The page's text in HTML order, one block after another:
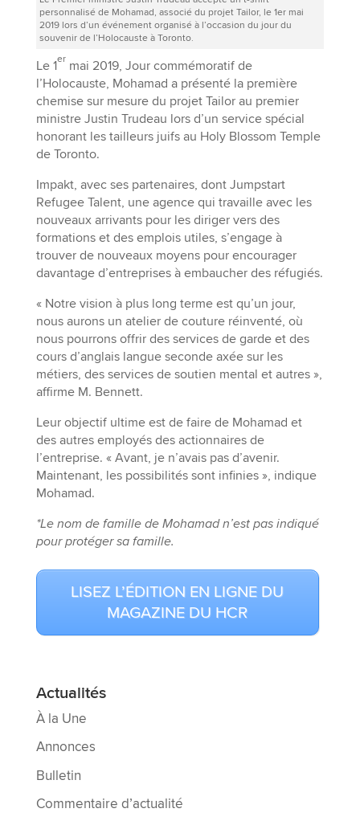
personnalisé de Mohamad, associé du projet Tailor, le 1er mai
2019 lors d’un événement organisé à l’occasion du jour du
souvenir de l’Holocauste à Toronto.
Le 1er mai 2019, Jour commémoratif de
l’Holocauste, Mohamad a présenté la première
chemise sur mesure du projet Tailor au premier
ministre Justin Trudeau lors d’un service spécial
honorant les tailleurs juifs au Holy Blossom Temple
de Toronto.
Impakt, avec ses partenaires, dont Jumpstart
Refugee Talent, une agence qui travaille avec les
nouveaux arrivants pour les diriger vers des
formations et des emplois utiles, s’engage à
trouver de nouveaux moyens pour encourager
davantage d’entreprises à embaucher des réfugiés.
« Notre vision à plus long terme est qu’un jour,
nous aurons un atelier de couture réinventé, où
nous pourrons offrir des services de garde et des
cours d’anglais langue seconde axée sur les
métiers, des services de soutien mental et autres »,
affirme M. Bennett.
Leur objectif ultime est de faire de Mohamad et
des autres employés des actionnaires de
l’entreprise. « Avant, je n’avais pas d’avenir.
Maintenant, les possibilités sont infinies », indique
Mohamad.
*Le nom de famille de Mohamad n’est pas indiqué
pour protéger sa famille.
LISEZ L’ÉDITION EN LIGNE DU
MAGAZINE DU HCR
Actualités
À la Une
Annonces
Bulletin
Commentaire d’actualité